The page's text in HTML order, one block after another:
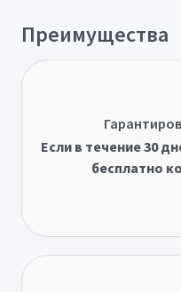
Преимущества
Если в течение 30
бесплатно